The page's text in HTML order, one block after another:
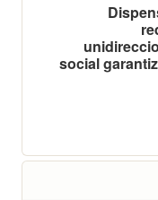
social